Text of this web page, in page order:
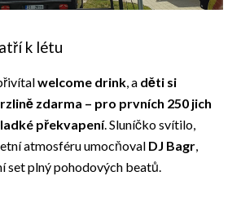
k létu
welcome drink, a děti si
zdarma – pro prvních 250 jich
překvapení. Sluníčko svítilo,
atmosféru umocňoval DJ Bagr,
set plný pohodových beatů.